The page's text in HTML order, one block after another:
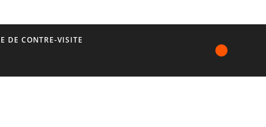
DE CONTRE-VISITE